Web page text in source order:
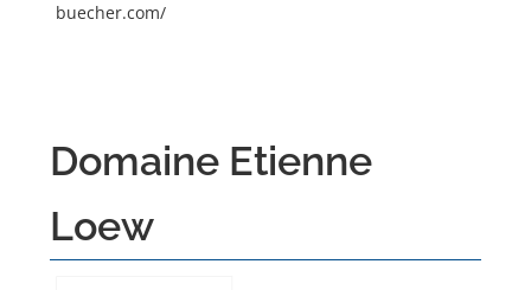
buecher.com/
Domaine Etienne
Loew